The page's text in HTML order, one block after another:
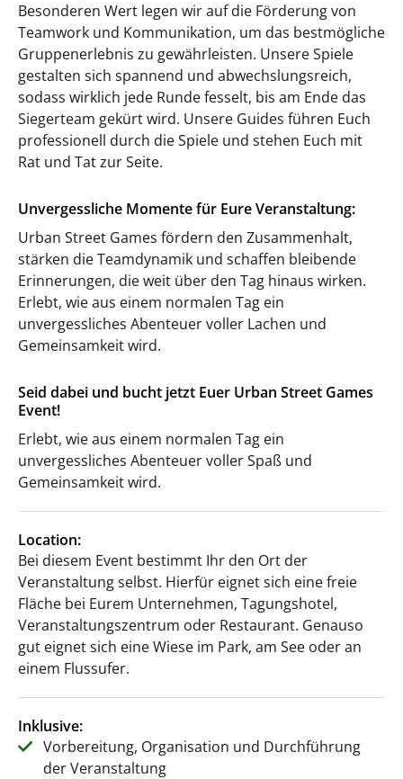
Besonderen Wert legen wir auf die Förderung von
Teamwork und Kommunikation, um das bestmögliche
Gruppenerlebnis zu gewährleisten. Unsere Spiele
gestalten sich spannend und abwechslungsreich,
sodass wirklich jede Runde fesselt, bis am Ende das
Siegerteam gekürt wird. Unsere Guides führen Euch
professionell durch die Spiele und stehen Euch mit
Rat und Tat zur Seite.
Unvergessliche Momente für Eure Veranstaltung:
Urban Street Games fördern den Zusammenhalt,
stärken die Teamdynamik und schaffen bleibende
Erinnerungen, die weit über den Tag hinaus wirken.
Erlebt, wie aus einem normalen Tag ein
unvergessliches Abenteuer voller Lachen und
Gemeinsamkeit wird.
Seid dabei und bucht jetzt Euer Urban Street Games
Event!
Erlebt, wie aus einem normalen Tag ein
unvergessliches Abenteuer voller Spaß und
Gemeinsamkeit wird.
Location:
Bei diesem Event bestimmt Ihr den Ort der
Veranstaltung selbst. Hierfür eignet sich eine freie
Fläche bei Eurem Unternehmen, Tagungshotel,
Veranstaltungszentrum oder Restaurant. Genauso
gut eignet sich eine Wiese im Park, am See oder an
einem Flussufer.
Inklusive:
Vorbereitung, Organisation und Durchführung
der Veranstaltung